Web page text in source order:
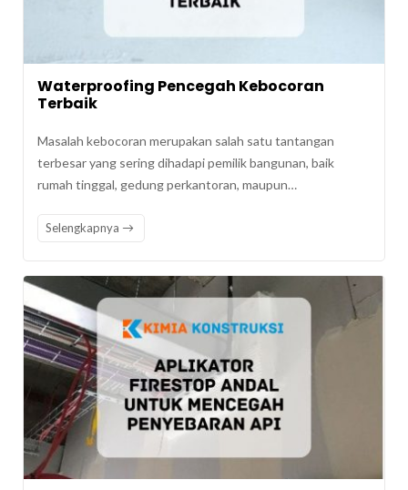
Waterproofing Pencegah Kebocoran
Terbaik
Masalah kebocoran merupakan salah satu tantangan
terbesar yang sering dihadapi pemilik bangunan, baik
rumah tinggal, gedung perkantoran, maupun…
Selengkapnya